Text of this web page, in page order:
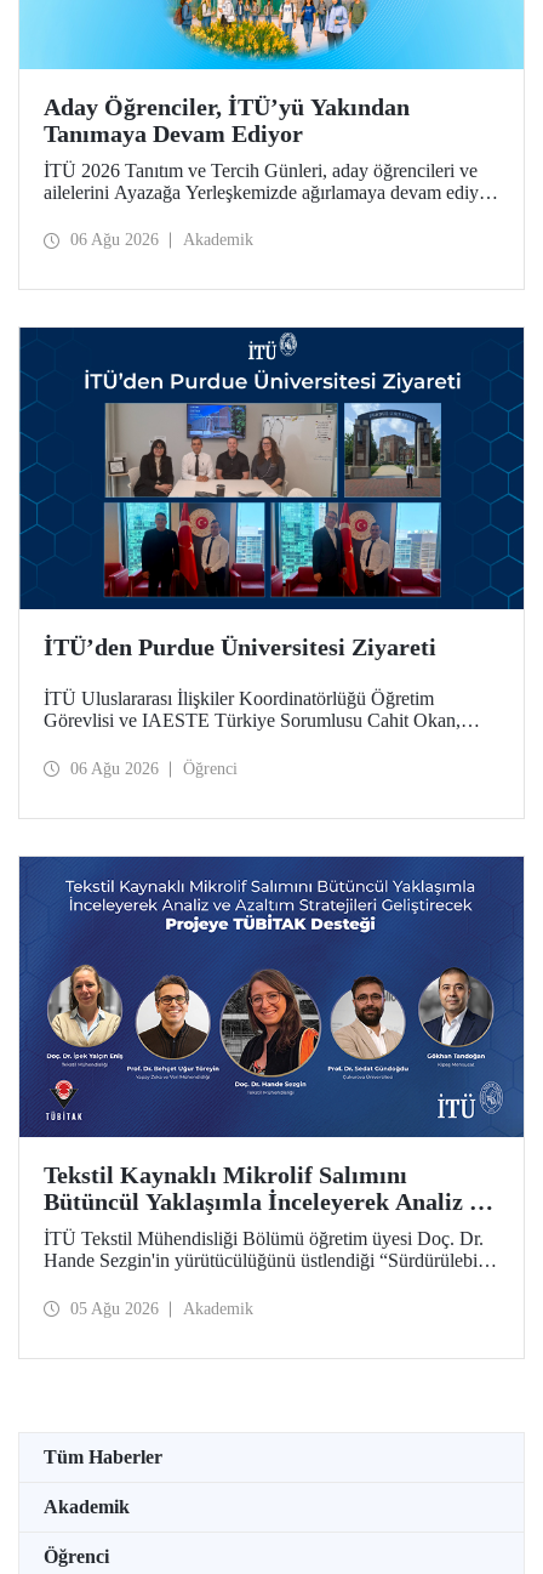
Aday Öğrenciler, İTÜ’yü Yakından
Tanımaya Devam Ediyor
İTÜ 2026 Tanıtım ve Tercih Günleri, aday öğrencileri ve
ailelerini Ayazağa Yerleşkemizde ağırlamaya devam ediyor.
ilgili fakülte ve birimler adaylara bilgi vermeye devam
06 Ağu 2026 Akademik
İTÜ’den Purdue Üniversitesi Ziyareti
İTÜ Uluslararası İlişkiler Koordinatörlüğü Öğretim
Görevlisi ve IAESTE Türkiye Sorumlusu Cahit Okan,
Temmuz tarihlerinde ABD’de dünyanın önde gelen
06 Ağu 2026 Öğrenci
Tekstil Kaynaklı Mikrolif Salımını
Bütüncül Yaklaşımla İnceleyerek Analiz ve
Azaltım Stratejileri Geliştirecek Projeye
TÜBİTAK Desteği
İTÜ Tekstil Mühendisliği Bölümü öğretim üyesi Doç. Dr.
Hande Sezgin'in yürütücülüğünü üstlendiği “Sürdürülebilir
Koşullarına Bağlı Mikrolif Salımı: Aşınma, UV Maruziyeti
05 Ağu 2026 Akademik
Tüm Haberler
Akademik
Öğrenci